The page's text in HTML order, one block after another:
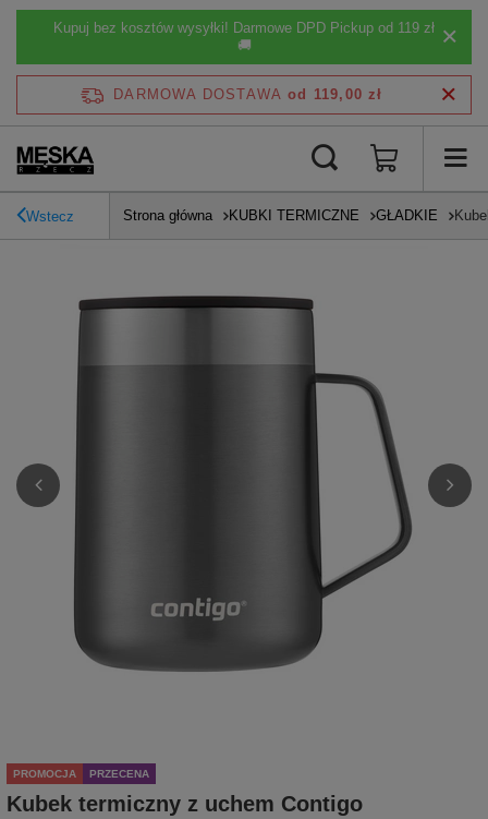
Kupuj bez kosztów wysyłki! Darmowe DPD Pickup od 119 zł
🚚
DARMOWA DOSTAWA od 119,00 zł
Wstecz Strona główna KUBKI TERMICZNE GŁADKIE
PROMOCJA PRZECENA
Kubek termiczny z uchem Contigo